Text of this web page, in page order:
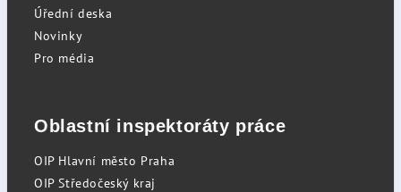
Úřední deska
Novinky
Pro média
Oblastní inspektoráty práce
OIP Hlavní město Praha
OIP Středočeský kraj